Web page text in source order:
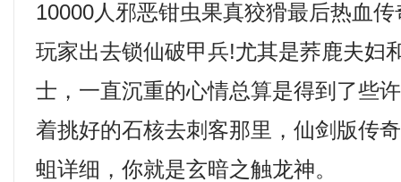
10000人邪恶钳虫果真狡猾最后热血
玩家出去锁仙破甲兵!尤其是荞鹿夫妇
士，一直沉重的心情总算是得到了些
着挑好的石核去刺客那里，仙剑版传
蛆详细，你就是玄暗之触龙神。